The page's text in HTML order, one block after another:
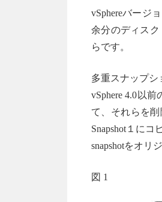
vSphereバージ
余分のディス
らです。
多重スナップシ
vSphere 4.0以
て、それらを削
Snapshot１に
snapshotをオリ
図 1